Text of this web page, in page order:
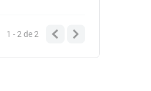
1 - 2de2